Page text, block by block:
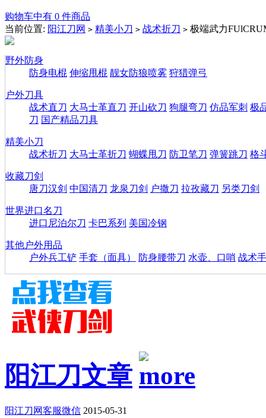
购物车中有 0 件商品
当前位置: 阳江刀网 > 精美小刀 > 战术折刀 > 极端武力
野外防身
防身电棍 伸缩甩棍 靓女防狼喷雾 狩猎弹弓
户外刀具
战术直刀 大马士革直刀 开山砍刀 狗腿弯刀 仿品军刺 极
刀 国产精品刀具
精美小刀
战术折刀 大马士革折刀 蝴蝶甩刀 防卫笔刀 弹簧跳刀 格
收藏刀剑
唐刀汉剑 中国清刀 龙泉刀剑 户撒刀 拉孜藏刀 另类刀剑
世界进口名刀
进口尼泊尔刀 卡巴系列 美国冷钢
其他户外用品
户外兵工铲 手套（面具） 防身腰带刀 水壶、口哨 战术
阳江刀文章
阳江刀网客服微信 2015-05-31